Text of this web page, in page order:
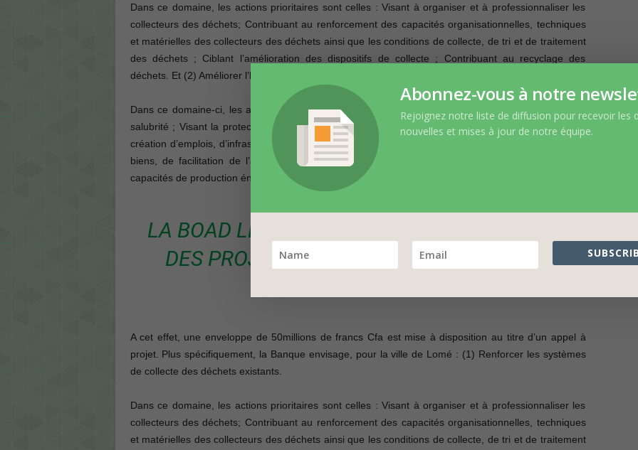
Dans ce domaine, les actions prioritaires sont celles : Visant à organiser et à professionnaliser les
collecteurs des déchets; Contribuant au renforcement des capacités organisationnelles, techniques
et matérielles des collecteurs des déchets ainsi que les conditions de collecte, de tri et de traitement
des déchets ; Ciblant l’amélioration des dispositifs de collecte ; Contribuant au recyclage des
déchets. Et (2) Améliorer l’hygiène et la salubrité.
Dans ce domaine-ci, les actions prioritaires sont celles : Ciblant la promotion de l’hygiène et de la
salubrité ; Visant la protection et la préservation de l’environnement, développement en termes de
création d’emplois, d’infrastructures de transport pour faciliter le déplacement des personnes et de
biens, de facilitation de l’accès à la nourriture via la production agricole et d’augmentation des
capacités de production énergétique.
LA BOAD LÈVE 750 MILLIONS D’EUROS POUR
DES PROJETS À FORT IMPACT SOCIAL ET
A cet effet, une enveloppe de 50millions de francs Cfa est mise à disposition au titre d’un appel à
projet. Plus spécifiquement, la Banque envisage, pour la ville de Lomé : (1) Renforcer les systèmes
de collecte des déchets existants.
Dans ce domaine, les actions prioritaires sont celles : Visant à organiser et à professionnaliser les
collecteurs des déchets; Contribuant au renforcement des capacités organisationnelles, techniques
et matérielles des collecteurs des déchets ainsi que les conditions de collecte, de tri et de traitement
Abonnez-vous à notre
Rejoignez notre liste de diffusion pour recevoir les
nouvelles et mises à jour de notre équipe.